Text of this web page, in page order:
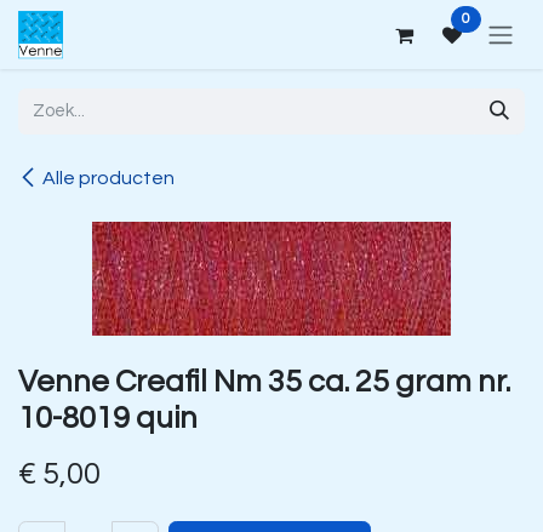
Overslaan naar inhoud 0
Alle producten
Venne Creafil Nm 35 ca. 25 gram nr.
10-8019 quin
€ 5,00